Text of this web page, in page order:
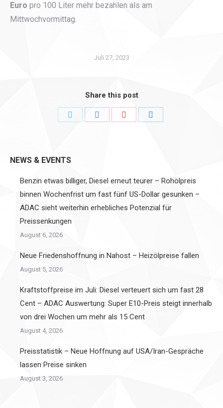
Euro pro 100 Liter mehr bezahlen als am
Mittwochvormittag.
Juli 27, 2023
Share this post
NEWS & EVENTS
Benzin etwas billiger, Diesel erneut teurer – Rohölpreis
binnen Wochenfrist um fast fünf US-Dollar gesunken –
ADAC sieht weiterhin erhebliches Potenzial für
Preissenkungen
August 6, 2026
Neue Friedenshoffnung in Nahost – Heizölpreise fallen
August 5, 2026
Kraftstoffpreise im Juli: Diesel verteuert sich um fast 28
Cent – ADAC Auswertung: Super E10-Preis steigt innerhalb
von drei Wochen um mehr als 15 Cent
August 4, 2026
Preisstatistik – Neue Hoffnung auf USA/Iran-Gespräche
lassen Preise sinken
August 3, 2026